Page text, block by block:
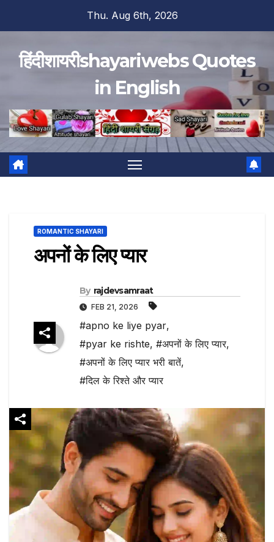
Thu. Aug 6th, 2026
हिंदीशायरीshayariwebs Quotes
in English
ROMANTIC SHAYARI
अपनों के लिए प्यार
By rajdevsamraat
FEB 21, 2026
#apno ke liye pyar,
#pyar ke rishte, #अपनों के लिए प्यार,
#अपनों के लिए प्यार भरी बातें,
#दिल के रिश्ते और प्यार